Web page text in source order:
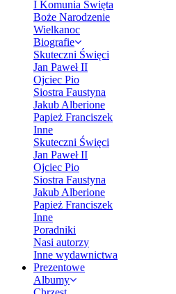
I Komunia Święta
Boże Narodzenie
Wielkanoc
Biografie
Skuteczni Święci
Jan Paweł II
Ojciec Pio
Siostra Faustyna
Jakub Alberione
Papież Franciszek
Inne
Skuteczni Święci
Jan Paweł II
Ojciec Pio
Siostra Faustyna
Jakub Alberione
Papież Franciszek
Inne
Poradniki
Nasi autorzy
Inne wydawnictwa
Prezentowe
Albumy